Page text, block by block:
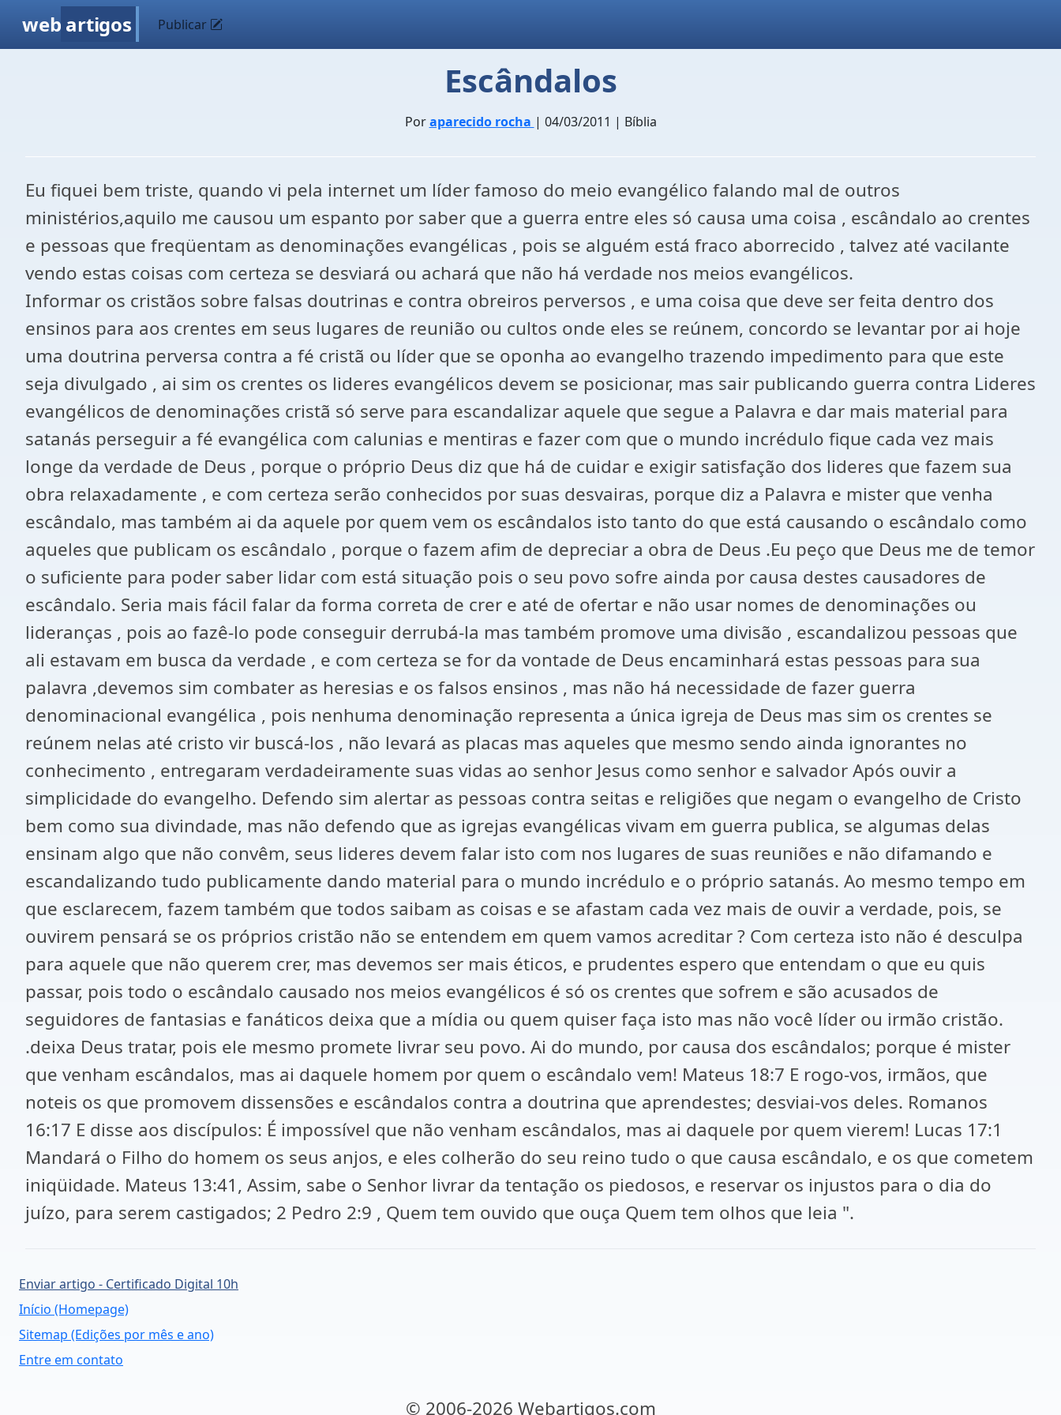
web artigos Publicar
Escândalos
Poraparecido rocha | 04/03/2011 | Bíblia
Eu fiquei bem triste, quando vi pela internet um líder famoso do meio evangélico falando mal de outros
ministérios,aquilo me causou um espanto por saber que a guerra entre eles só causa uma coisa , escândalo ao crentes
e pessoas que freqüentam as denominações evangélicas , pois se alguém está fraco aborrecido , talvez até vacilante
vendo estas coisas com certeza se desviará ou achará que não há verdade nos meios evangélicos.
Informar os cristãos sobre falsas doutrinas e contra obreiros perversos , e uma coisa que deve ser feita dentro dos
ensinos para aos crentes em seus lugares de reunião ou cultos onde eles se reúnem, concordo se levantar por ai hoje
uma doutrina perversa contra a fé cristã ou líder que se oponha ao evangelho trazendo impedimento para que este
seja divulgado , ai sim os crentes os lideres evangélicos devem se posicionar, mas sair publicando guerra contra Lideres
evangélicos de denominações cristã só serve para escandalizar aquele que segue a Palavra e dar mais material para
satanás perseguir a fé evangélica com calunias e mentiras e fazer com que o mundo incrédulo fique cada vez mais
longe da verdade de Deus , porque o próprio Deus diz que há de cuidar e exigir satisfação dos lideres que fazem sua
obra relaxadamente , e com certeza serão conhecidos por suas desvairas, porque diz a Palavra e mister que venha
escândalo, mas também ai da aquele por quem vem os escândalos isto tanto do que está causando o escândalo como
aqueles que publicam os escândalo , porque o fazem afim de depreciar a obra de Deus .Eu peço que Deus me de temor
o suficiente para poder saber lidar com está situação pois o seu povo sofre ainda por causa destes causadores de
escândalo. Seria mais fácil falar da forma correta de crer e até de ofertar e não usar nomes de denominações ou
lideranças , pois ao fazê-lo pode conseguir derrubá-la mas também promove uma divisão , escandalizou pessoas que
ali estavam em busca da verdade , e com certeza se for da vontade de Deus encaminhará estas pessoas para sua
palavra ,devemos sim combater as heresias e os falsos ensinos , mas não há necessidade de fazer guerra
denominacional evangélica , pois nenhuma denominação representa a única igreja de Deus mas sim os crentes se
reúnem nelas até cristo vir buscá-los , não levará as placas mas aqueles que mesmo sendo ainda ignorantes no
conhecimento , entregaram verdadeiramente suas vidas ao senhor Jesus como senhor e salvador Após ouvir a
simplicidade do evangelho. Defendo sim alertar as pessoas contra seitas e religiões que negam o evangelho de Cristo
bem como sua divindade, mas não defendo que as igrejas evangélicas vivam em guerra publica, se algumas delas
ensinam algo que não convêm, seus lideres devem falar isto com nos lugares de suas reuniões e não difamando e
escandalizando tudo publicamente dando material para o mundo incrédulo e o próprio satanás. Ao mesmo tempo em
que esclarecem, fazem também que todos saibam as coisas e se afastam cada vez mais de ouvir a verdade, pois, se
ouvirem pensará se os próprios cristão não se entendem em quem vamos acreditar ? Com certeza isto não é desculpa
para aquele que não querem crer, mas devemos ser mais éticos, e prudentes espero que entendam o que eu quis
passar, pois todo o escândalo causado nos meios evangélicos é só os crentes que sofrem e são acusados de
seguidores de fantasias e fanáticos deixa que a mídia ou quem quiser faça isto mas não você líder ou irmão cristão.
.deixa Deus tratar, pois ele mesmo promete livrar seu povo. Ai do mundo, por causa dos escândalos; porque é mister
que venham escândalos, mas ai daquele homem por quem o escândalo vem! Mateus 18:7 E rogo-vos, irmãos, que
noteis os que promovem dissensões e escândalos contra a doutrina que aprendestes; desviai-vos deles. Romanos
16:17 E disse aos discípulos: É impossível que não venham escândalos, mas ai daquele por quem vierem! Lucas 17:1
Mandará o Filho do homem os seus anjos, e eles colherão do seu reino tudo o que causa escândalo, e os que cometem
iniqüidade. Mateus 13:41, Assim, sabe o Senhor livrar da tentação os piedosos, e reservar os injustos para o dia do
juízo, para serem castigados; 2 Pedro 2:9 , Quem tem ouvido que ouça Quem tem olhos que leia ".
Enviar artigo - Certificado Digital 10h
Início (Homepage)
Sitemap (Edições por mês e ano)
Entre em contato
© 2006-2026 Webartigos.com